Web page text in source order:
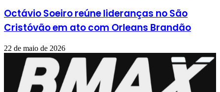
Octávio Soeiro reúne lideranças no São
Cristóvão em ato com Orleans Brandão
22 de maio de 2026